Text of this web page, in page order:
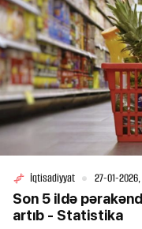
İqtisadiyyat 27-01-2026,
Son 5 ildə
artıb - Statistika